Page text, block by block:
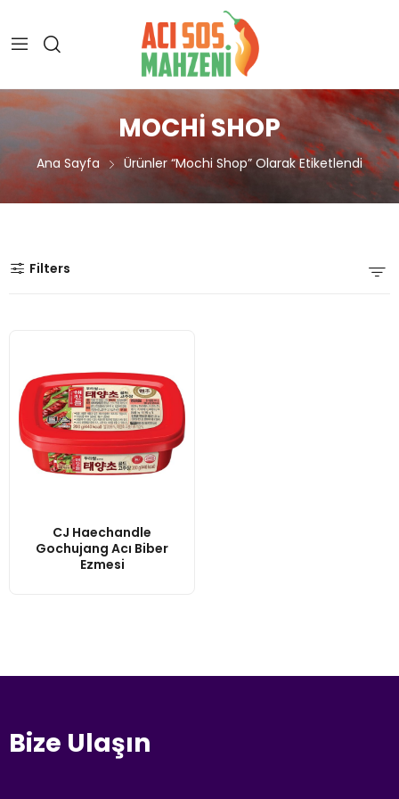
MOCHI SHOP
Ana Sayfa Ürünler “mochi Shop” Olarak Etiketlendi
Filters
CJ Haechandle
Gochujang Acı Biber
Ezmesi
Bize Ulaşın